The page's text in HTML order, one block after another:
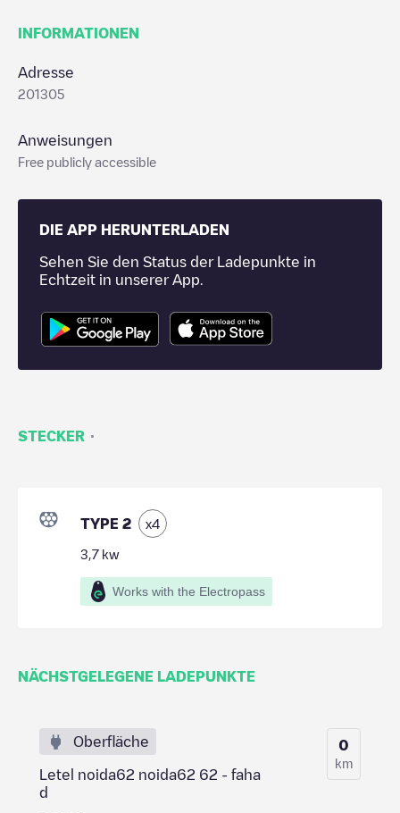
INFORMATIONEN
Adresse
201305
Anweisungen
Free publicly accessible
DIE APP HERUNTERLADEN
Sehen Sie den Status der Ladepunkte in
Echtzeit in unserer App.
STECKER ·
TYPE 2 x4
3,7 kw
Works with the Electropass
NÄCHSTGELEGENE LADEPUNKTE
Oberfläche
Letel noida62 noida62 62 - faha
d
0
km